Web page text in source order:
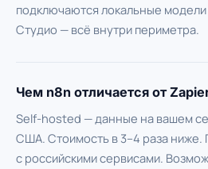
подключаются локальные
Студио — всё внутри периметра.
Чем n8n отличается от
Self-hosted — данные на вашем
США. Стоимость в 3–4 раза ниже.
с российскими сервисами.